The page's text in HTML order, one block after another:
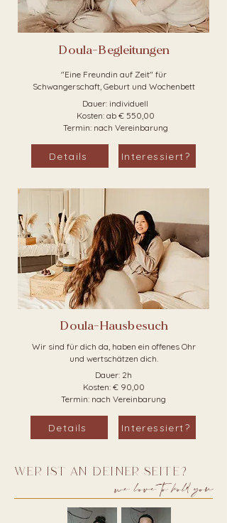
Doula-Begleitungen
"Eine Freundin auf Zeit" für
Schwangerschaft, Geburt und Wochenbett
Dauer: individuell
Kosten: ab € 550,00
Termin: nach Vereinbarung
Details Interessiert?
Doula-Hausbesuch
Wir sind für dich da, haben ein offenes Ohr
und wertschätzen dich.
Dauer: 2h
Kosten: € 90,00
Termin: nach Vereinbarung
Details Interessiert?
Wer ist an deiner Seite?
we love to hold you